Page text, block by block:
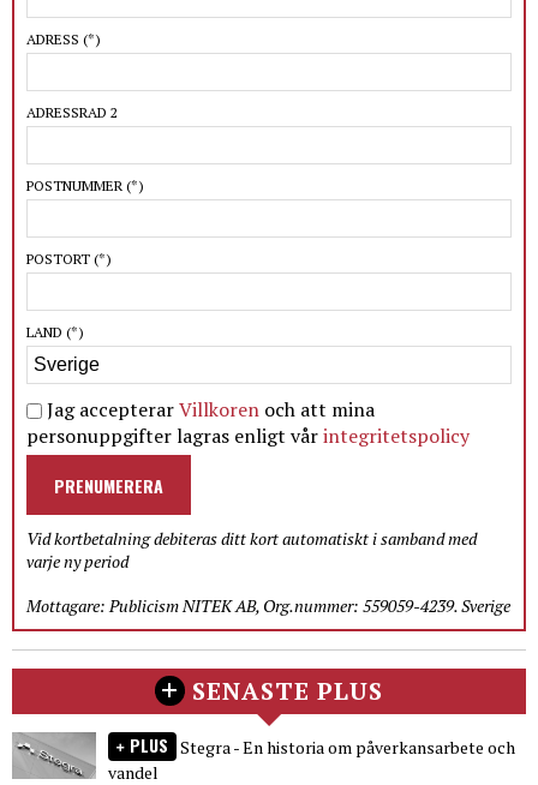
ADRESS (*)
ADRESSRAD 2
POSTNUMMER (*)
POSTORT (*)
LAND (*)
Jag accepterarVillkoren och att mina
personuppgifter lagras enligt vårintegritetspolicy
PRENUMERERA
Vid kortbetalning debiteras ditt kort automatiskt i samband med
varje ny period
Mottagare: Publicism NITEK AB, Org.nummer: 559059-4239. Sverige
SENASTE PLUS
PLUS Stegra - En historia om påverkansarbete och
vandel